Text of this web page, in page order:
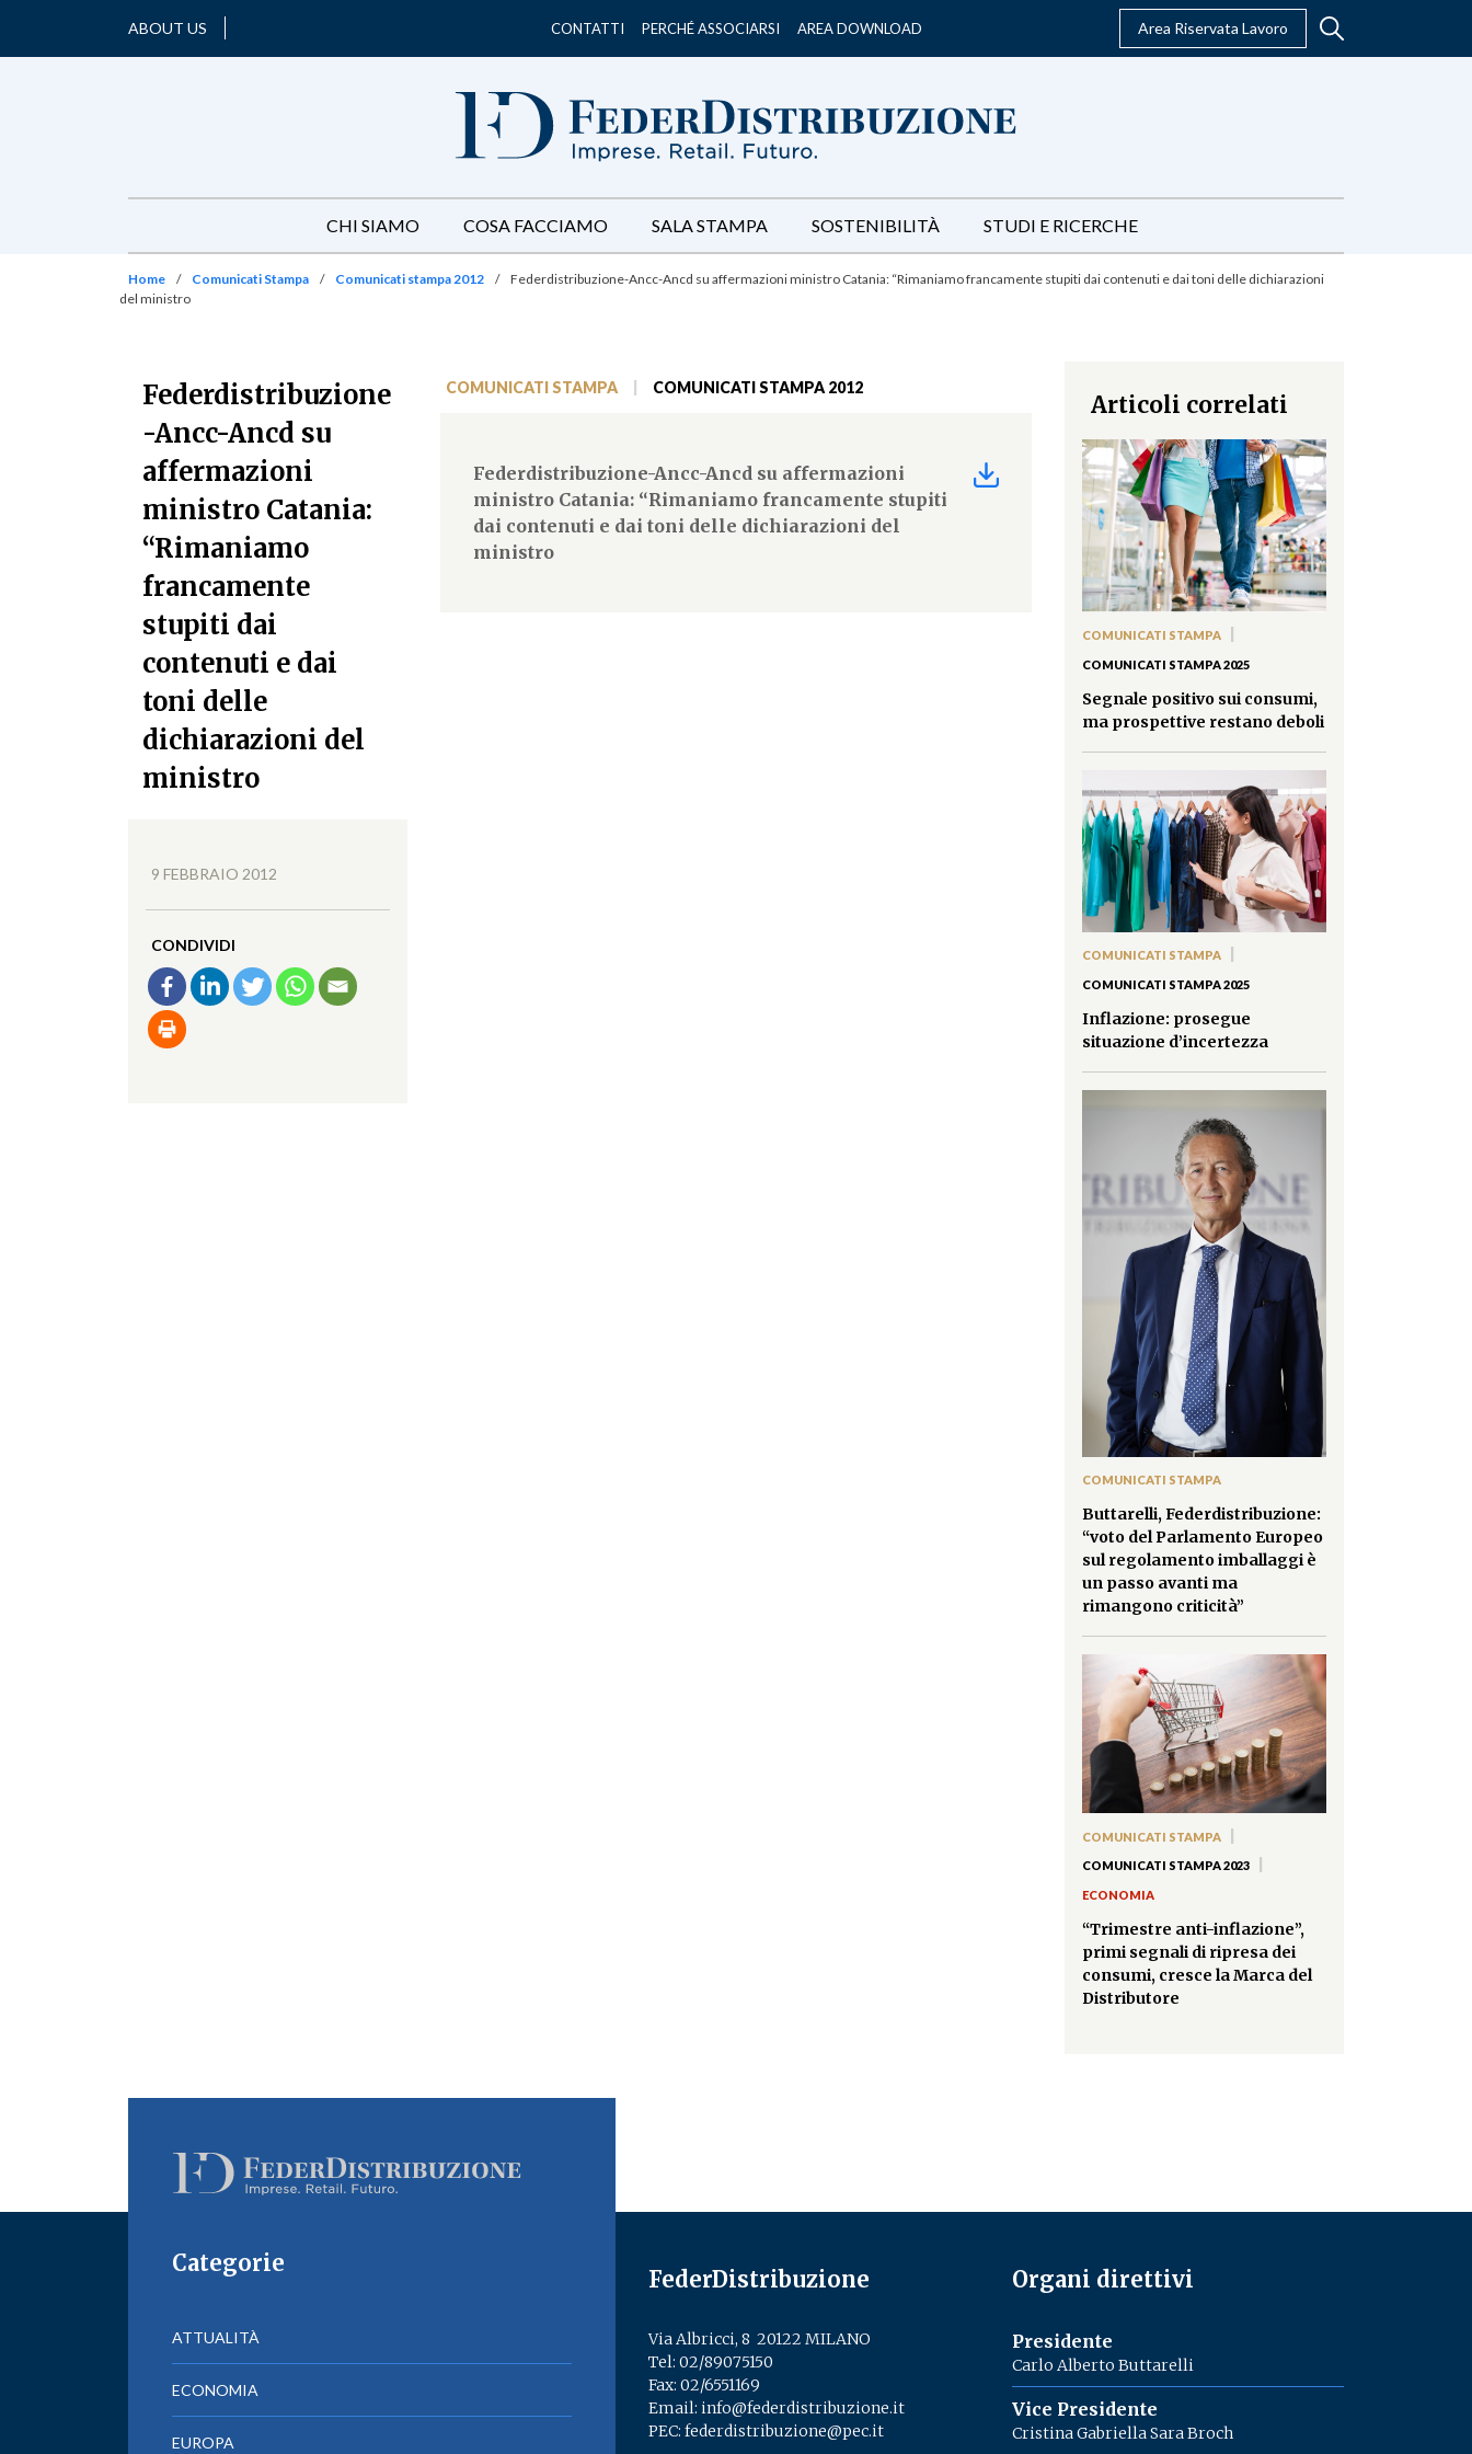
ABOUT US CONTATTI PERCHÉ ASSOCIARSI AREA DOWNLOAD Area Riservata Lavoro
CHI SIAMO COSA FACCIAMO SALA STAMPA SOSTENIBILITÀ STUDI E RICERCHE
Home / Comunicati Stampa / Comunicati stampa 2012 / Federdistribuzione-Ancc-Ancd su affermazioni ministro Catania: “Rimaniamo francamente stupiti dai contenuti e dai toni delle dichiarazioni
del ministro
Federdistribuzione
-Ancc-Ancd su
affermazioni
ministro Catania:
“Rimaniamo
francamente
stupiti dai
contenuti e dai
toni delle
dichiarazioni del
ministro
9 FEBBRAIO 2012
CONDIVIDI
COMUNICATI STAMPA COMUNICATI STAMPA 2012
Federdistribuzione-Ancc-Ancd su affermazioni
ministro Catania: “Rimaniamo francamente stupiti
dai contenuti e dai toni delle dichiarazioni del
ministro
Articoli correlati
COMUNICATI STAMPA
COMUNICATI STAMPA 2025
Segnale positivo sui consumi,
ma prospettive restano deboli
COMUNICATI STAMPA
COMUNICATI STAMPA 2025
Inflazione: prosegue
situazione d’incertezza
COMUNICATI STAMPA
Buttarelli, Federdistribuzione:
“voto del Parlamento Europeo
sul regolamento imballaggi è
un passo avanti ma
rimangono criticità”
COMUNICATI STAMPA
COMUNICATI STAMPA 2023
ECONOMIA
“Trimestre anti-inflazione”,
primi segnali di ripresa dei
consumi, cresce la Marca del
Distributore
Categorie
ATTUALITÀ
ECONOMIA
EUROPA
FederDistribuzione
Via Albricci, 8 ­ 20122 MILANO
Tel: 02/89075150
Fax: 02/6551169
Email: info@federdistribuzione.it
PEC: federdistribuzione@pec.it
Organi direttivi
Presidente
Carlo Alberto Buttarelli
Vice Presidente
Cristina Gabriella Sara Broch